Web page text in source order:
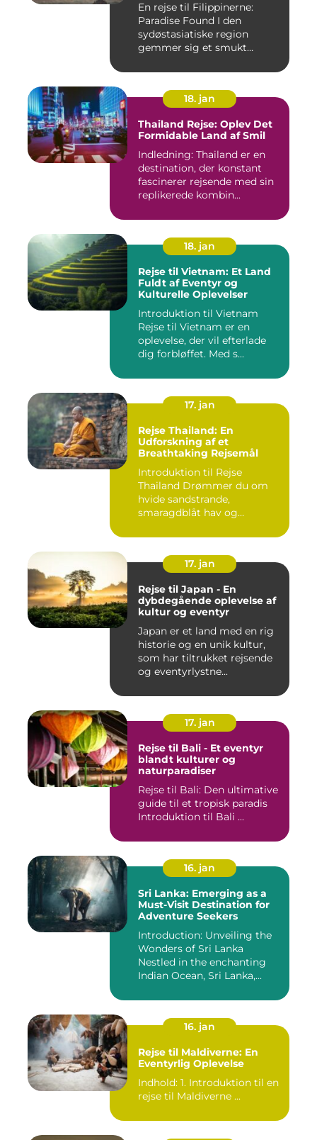
En rejse til Filippinerne:
Paradise Found I den
sydøstasiatiske region
gemmer sig et smukt
18. jan
Thailand Rejse: Oplev Det
Formidable Land af Smil
Indledning: Thailand er en
destination, der konstant
fascinerer rejsende med sin
replikerede kombin...
18. jan
Rejse til Vietnam: Et Land
Fuldt af Eventyr og
Kulturelle Oplevelser
Introduktion til Vietnam
Rejse til Vietnam er en
oplevelse, der vil efterlade
dig forbløffet. Med s...
17. jan
Rejse Thailand: En
Udforskning af et
Breathtaking Rejsemål
Introduktion til Rejse
Thailand Drømmer du om
hvide sandstrande,
smaragdblåt hav og
17. jan
Rejse til Japan - En
dybdegående oplevelse af
kultur og eventyr
Japan er et land med en rig
historie og en unik kultur,
som har tiltrukket rejsende
og eventyrlystne...
17. jan
Rejse til Bali - Et eventyr
blandt kulturer og
naturparadiser
Rejse til Bali: Den ultimative
guide til et tropisk paradis
Introduktion til Bali ...
16. jan
Sri Lanka: Emerging as a
Must-Visit Destination for
Adventure Seekers
Introduction: Unveiling the
Wonders of Sri Lanka
Nestled in the enchanting
Indian Ocean, Sri Lanka,...
16. jan
Rejse til Maldiverne: En
Eventyrlig Oplevelse
Indhold: 1. Introduktion til en
rejse til Maldiverne ...